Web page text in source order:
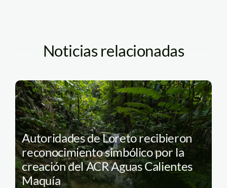
Noticias relacionadas
Autoridades de Loreto recibieron
reconocimiento simbólico por la
creación del ACR Aguas Calientes
Maquía